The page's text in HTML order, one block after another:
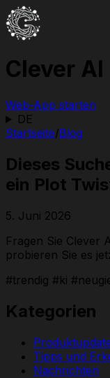
Clever AI
Web-App starten
DE
Startseite/Blog
Dieses
ein Plot
5. Juni 2026
Fragen Sie Clever
probieren Sie es
#trendig #ki
Kategorien
Tipps und
Nachrichten